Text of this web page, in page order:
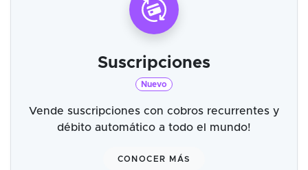
Suscripciones
Nuevo
Vende suscripciones con cobros recurrentes y
débito automático a todo el mundo!
CONOCER MÁS